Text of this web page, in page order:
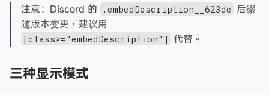
注意：Discord 的 .embedDescription__623de 后缀
随版本变更，建议用
[class*="embedDescription"] 代替。
三种显示模式